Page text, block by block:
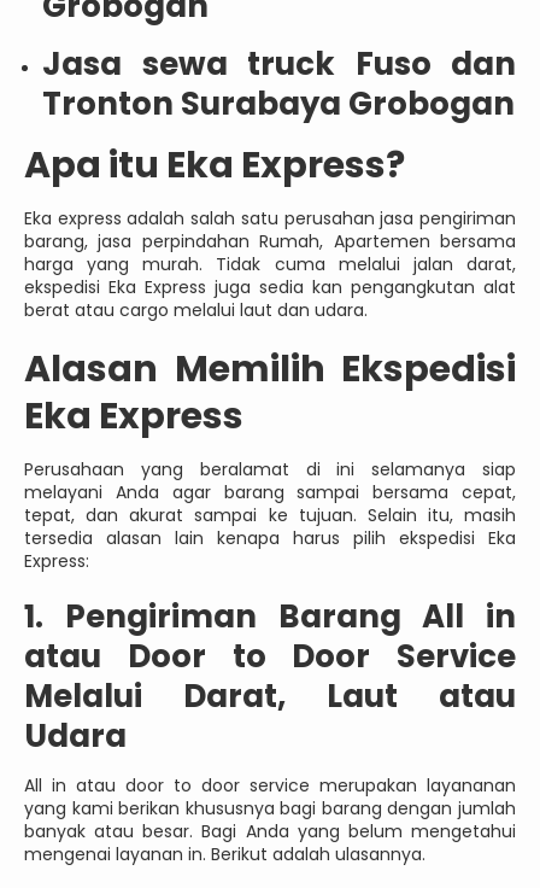
Jasa sewa truck Fuso dan
Tronton Surabaya Grobogan
Apa itu Eka Express?
Eka express adalah salah satu perusahan jasa pengiriman
barang, jasa perpindahan Rumah, Apartemen bersama
harga yang murah. Tidak cuma melalui jalan darat,
ekspedisi Eka Express juga sedia kan pengangkutan alat
berat atau cargo melalui laut dan udara.
Alasan Memilih Ekspedisi
Eka Express
Perusahaan yang beralamat di ini selamanya siap
melayani Anda agar barang sampai bersama cepat,
tepat, dan akurat sampai ke tujuan. Selain itu, masih
tersedia alasan lain kenapa harus pilih ekspedisi Eka
Express:
1. Pengiriman Barang All in
atau Door to Door Service
Melalui Darat, Laut atau
Udara
All in atau door to door service merupakan layananan
yang kami berikan khususnya bagi barang dengan jumlah
banyak atau besar. Bagi Anda yang belum mengetahui
mengenai layanan in. Berikut adalah ulasannya.